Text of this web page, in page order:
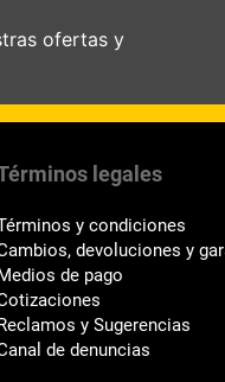
ofertas y
legales
y condiciones
devoluciones y
de pago
y Sugerencias
de denuncias